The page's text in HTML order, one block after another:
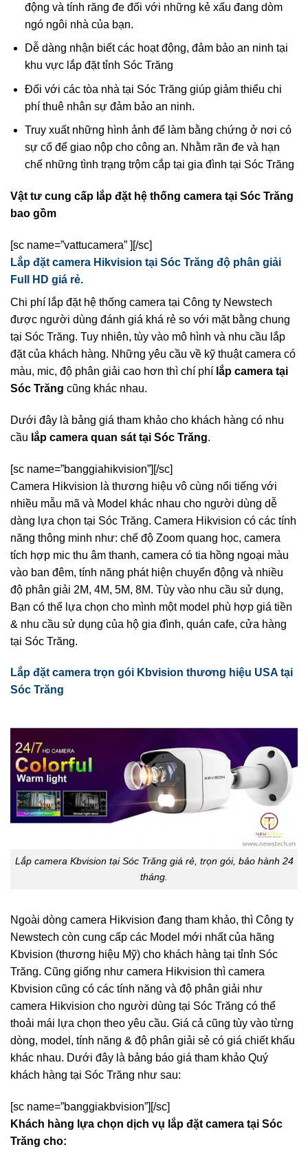
động và tính răng đe đối với những kẻ xấu đang dòm
ngó ngôi nhà của bạn.
Dễ dàng nhận biết các hoạt động, đảm bảo an ninh tại
khu vực lắp đặt tỉnh Sóc Trăng
Đối với các tòa nhà tại Sóc Trăng giúp giảm thiểu chi
phí thuê nhân sự đảm bảo an ninh.
Truy xuất những hình ảnh để làm bằng chứng ở nơi có
sự cố để giao nộp cho công an. Nhằm răn đe và hạn
chế những tình trạng trộm cắp tại gia đình tại Sóc Trăng
Vật tư cung cấp lắp đặt hệ thống camera tại Sóc Trăng
bao gồm
[sc name=”vattucamera” ][/sc]
Lắp đặt camera Hikvision tại Sóc Trăng độ phân giải
Full HD giá rẻ.
Chi phí lắp đặt hệ thống camera tại Công ty Newstech
được người dùng đánh giá khá rẻ so với mặt bằng chung
tại Sóc Trăng. Tuy nhiên, tùy vào mô hình và nhu cầu lắp
đặt của khách hàng. Những yêu cầu về kỹ thuật camera có
màu, mic, độ phân giải cao hơn thì chí phí lắp camera tại
Sóc Trăng cũng khác nhau.
Dưới đây là bảng giá tham khảo cho khách hàng có nhu
cầu lắp camera quan sát tại Sóc Trăng.
[sc name=”banggiahikvision”][/sc]
Camera Hikvision là thương hiệu vô cùng nổi tiếng với
nhiều mẫu mã và Model khác nhau cho người dùng dễ
dàng lựa chọn tại Sóc Trăng. Camera Hikvision có các tính
năng thông minh như: chế độ Zoom quang học, camera
tích hợp mic thu âm thanh, camera có tia hồng ngoại màu
vào ban đêm, tính năng phát hiện chuyển động và nhiều
độ phân giải 2M, 4M, 5M, 8M. Tùy vào nhu cầu sử dụng,
Bạn có thể lựa chọn cho mình một model phù hợp giá tiền
& nhu cầu sử dụng của hộ gia đình, quán cafe, cửa hàng
tại Sóc Trăng.
Lắp đặt camera trọn gói Kbvision thương hiệu USA tại
Sóc Trăng
Lắp camera Kbvision tại Sóc Trăng giá rẻ, trọn gói, bảo hành 24
tháng.
Ngoài dòng camera Hikvision đang tham khảo, thì Công ty
Newstech còn cung cấp các Model mới nhất của hãng
Kbvision (thương hiệu Mỹ) cho khách hàng tại tỉnh Sóc
Trăng. Cũng giống như camera Hikvision thì camera
Kbvision cũng có các tính năng và độ phân giải như
camera Hikvision cho người dùng tại Sóc Trăng có thể
thoải mái lựa chọn theo yêu cầu. Giá cả cũng tùy vào từng
dòng, model, tính năng & độ phân giải sẻ có giá chiết khấu
khác nhau. Dưới đây là bảng báo giá tham khảo Quý
khách hàng tại Sóc Trăng như sau:
[sc name=”banggiakbvision”][/sc]
Khách hàng lựa chọn dịch vụ lắp đặt camera tại Sóc
Trăng cho: